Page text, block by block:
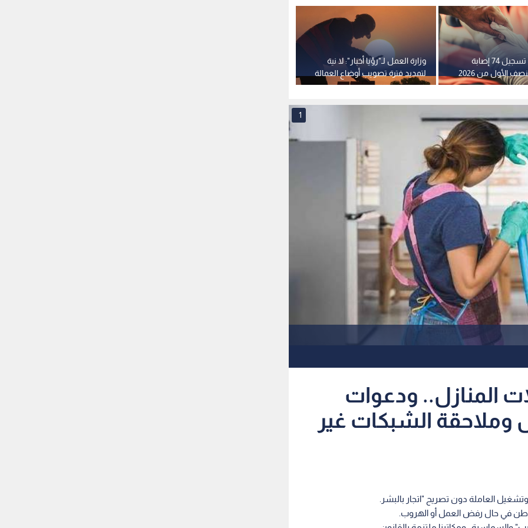
وزارة العمل لـ"رؤيا أخبار": لا نية
لتمديد فترة تصويب أوضاع العمالة
غير الأردنية المخالفة
وزارة العمل: تسجيل 74 إصابة
الأول من 2026
1
المنازل.. ودعوات
الشبكات غير
العاملة دون تصريح "اتجار بالبشر.